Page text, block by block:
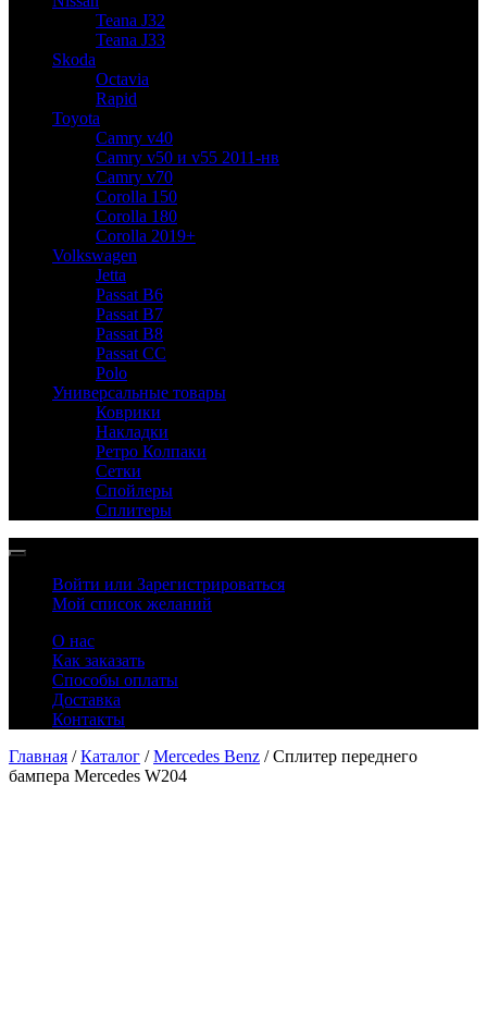
Teana J32
Teana J33
Skoda
Octavia
Rapid
Toyota
Camry v40
Camry v50 и v55 2011-нв
Camry v70
Corolla 150
Corolla 180
Corolla 2019+
Volkswagen
Jetta
Passat B6
Passat B7
Passat B8
Passat CC
Polo
Универсальные товары
Коврики
Накладки
Ретро Колпаки
Сетки
Спойлеры
Сплитеры
Войти или Зарегистрироваться
Мой список желаний
О нас
Как заказать
Способы оплаты
Доставка
Контакты
Главная /Каталог /Mercedes Benz / Сплитер переднего
бампера Mercedes W204